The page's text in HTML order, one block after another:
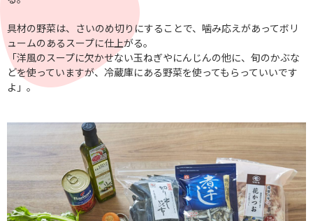
具材の野菜は、さいのめ切りにすることで、噛み応えがあってボリ
ュームのあるスープに仕上がる。
「洋風のスープに欠かせない玉ねぎやにんじんの他に、旬のかぶな
どを使っていますが、冷蔵庫にある野菜を使ってもらっていいです
よ」。